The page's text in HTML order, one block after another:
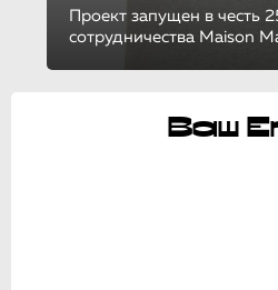
Проект запущен в честь
сотрудничества Maison
Ваш